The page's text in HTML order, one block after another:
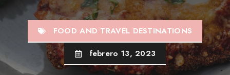
FOOD AND TRAVEL DESTINATIONS
febrero 13, 2023